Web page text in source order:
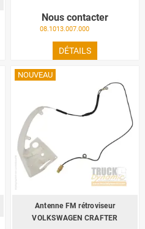
Nous contacter
08.1013.007.000
DÉTAILS
NOUVEAU
Antenne FM rétroviseur
VOLKSWAGEN CRAFTER